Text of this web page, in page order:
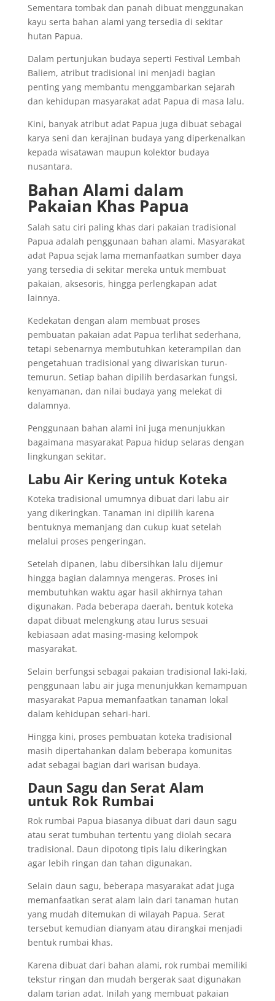
Sementara tombak dan panah dibuat menggunakan
kayu serta bahan alami yang tersedia di sekitar
hutan Papua.
Dalam pertunjukan budaya seperti Festival Lembah
Baliem, atribut tradisional ini menjadi bagian
penting yang membantu menggambarkan sejarah
dan kehidupan masyarakat adat Papua di masa lalu.
Kini, banyak atribut adat Papua juga dibuat sebagai
karya seni dan kerajinan budaya yang diperkenalkan
kepada wisatawan maupun kolektor budaya
nusantara.
Bahan Alami dalam
Pakaian Khas Papua
Salah satu ciri paling khas dari pakaian tradisional
Papua adalah penggunaan bahan alami. Masyarakat
adat Papua sejak lama memanfaatkan sumber daya
yang tersedia di sekitar mereka untuk membuat
pakaian, aksesoris, hingga perlengkapan adat
lainnya.
Kedekatan dengan alam membuat proses
pembuatan pakaian adat Papua terlihat sederhana,
tetapi sebenarnya membutuhkan keterampilan dan
pengetahuan tradisional yang diwariskan turun-
temurun. Setiap bahan dipilih berdasarkan fungsi,
kenyamanan, dan nilai budaya yang melekat di
dalamnya.
Penggunaan bahan alami ini juga menunjukkan
bagaimana masyarakat Papua hidup selaras dengan
lingkungan sekitar.
Labu Air Kering untuk Koteka
Koteka tradisional umumnya dibuat dari labu air
yang dikeringkan. Tanaman ini dipilih karena
bentuknya memanjang dan cukup kuat setelah
melalui proses pengeringan.
Setelah dipanen, labu dibersihkan lalu dijemur
hingga bagian dalamnya mengeras. Proses ini
membutuhkan waktu agar hasil akhirnya tahan
digunakan. Pada beberapa daerah, bentuk koteka
dapat dibuat melengkung atau lurus sesuai
kebiasaan adat masing-masing kelompok
masyarakat.
Selain berfungsi sebagai pakaian tradisional laki-laki,
penggunaan labu air juga menunjukkan kemampuan
masyarakat Papua memanfaatkan tanaman lokal
dalam kehidupan sehari-hari.
Hingga kini, proses pembuatan koteka tradisional
masih dipertahankan dalam beberapa komunitas
adat sebagai bagian dari warisan budaya.
Daun Sagu dan Serat Alam
untuk Rok Rumbai
Rok rumbai Papua biasanya dibuat dari daun sagu
atau serat tumbuhan tertentu yang diolah secara
tradisional. Daun dipotong tipis lalu dikeringkan
agar lebih ringan dan tahan digunakan.
Selain daun sagu, beberapa masyarakat adat juga
memanfaatkan serat alam lain dari tanaman hutan
yang mudah ditemukan di wilayah Papua. Serat
tersebut kemudian dianyam atau dirangkai menjadi
bentuk rumbai khas.
Karena dibuat dari bahan alami, rok rumbai memiliki
tekstur ringan dan mudah bergerak saat digunakan
dalam tarian adat. Inilah yang membuat pakaian